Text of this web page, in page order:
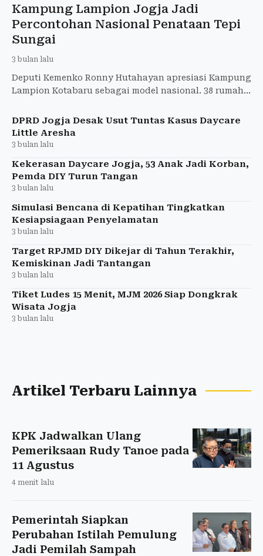
Kampung Lampion Jogja Jadi
Percontohan Nasional Penataan Tepi
Sungai
3 bulan lalu
Deputi Kemenko Ronny Hutahayan apresiasi Kampung
Lampion Kotabaru sebagai model nasional. 38 rumah
DPRD Jogja Desak Usut Tuntas Kasus Daycare
Little Aresha
3 bulan lalu
Kekerasan Daycare Jogja, 53 Anak Jadi Korban,
Pemda DIY Turun Tangan
3 bulan lalu
Simulasi Bencana di Kepatihan Tingkatkan
Kesiapsiagaan Penyelamatan
3 bulan lalu
Target RPJMD DIY Dikejar di Tahun Terakhir,
Kemiskinan Jadi Tantangan
3 bulan lalu
Tiket Ludes 15 Menit, MJM 2026 Siap Dongkrak
Wisata Jogja
3 bulan lalu
Artikel Terbaru Lainnya
KPK Jadwalkan Ulang
Pemeriksaan Rudy Tanoe pada
11 Agustus
4 menit lalu
Pemerintah Siapkan
Perubahan Istilah Pemulung
Jadi Pemilah Sampah